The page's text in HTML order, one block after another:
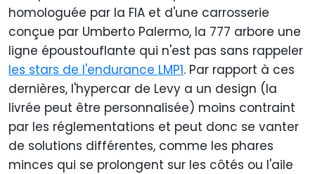
homologuée par la FIA et d'une carrosserie
conçue par Umberto Palermo, la 777 arbore une
ligne époustouflante qui n'est pas sans rappeler
les stars de l'endurance LMP1. Par rapport à ces
dernières, l'hypercar de Levy a un design (la
livrée peut être personnalisée) moins contraint
par les réglementations et peut donc se vanter
de solutions différentes, comme les phares
minces qui se prolongent sur les côtés ou l'aile